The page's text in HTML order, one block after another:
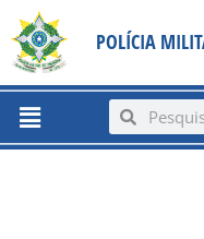
content
para
conteúdo
POLÍCIA
Menu SearchSearch